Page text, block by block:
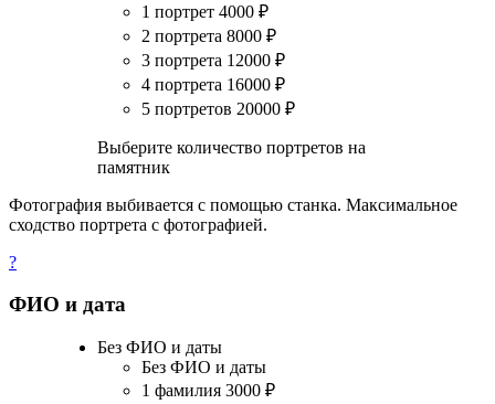
1 портрет 4000 ₽
2 портрета 8000 ₽
3 портрета 12000 ₽
4 портрета 16000 ₽
5 портретов 20000 ₽
Выберите количество портретов на
памятник
Фотография выбивается с помощью станка. Максимальное
сходство портрета с фотографией.
?
ФИО и дата
Без ФИО и даты
Без ФИО и даты
1 фамилия 3000 ₽